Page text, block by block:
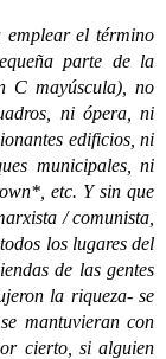
el término
parte de la
C mayúscula), no
ni ópera, ni
edificios, ni
municipales, ni
etc. Y sin que
/ comunista,
los lugares del
de las gentes
la riqueza- se
mantuvieran con
cierto, si alguien